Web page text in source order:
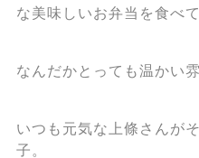
な美味しいお弁当を食べ
なんだかとっても温かい
いつも元気な上條さんが
子。